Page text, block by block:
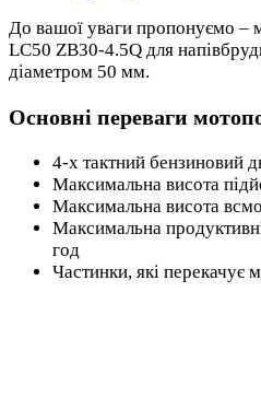
куб/
год,
50
для
води
кількість
До вашої уваги пропонуємо –
LC50 ZB30-4.5Q для
діаметром 50 мм.
Основні переваги
4-х тактний бензиновий
Максимальна висота
Максимальна висота
Максимальна
год
Частинки, які